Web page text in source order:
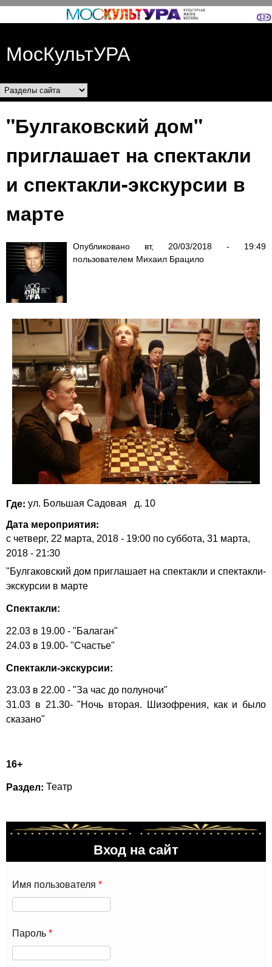
Перейти к основному
МосКультУРА
Разделы сайта
"Булгаковский дом"
приглашает на спектакли
и спектакли-экскурсии в
марте
Опубликовано вт, 20/03/2018 - 19:49
пользователем Михаил Брацило
Где: ул. Большая Садовая д. 10
Дата мероприятия:
с четверг, 22 марта, 2018 - 19:00 по суббота, 31 марта,
2018 - 21:30
"Булгаковский дом приглашает на спектакли и спектакли-
экскурсии в марте
Спектакли:
22.03 в 19.00 - "Балаган"
24.03 в 19.00- "Счастье"
Спектакли-экскурсии:
23.03 в 22.00 - "За час до полуночи"
31.03 в 21.30- "Ночь вторая. Шизофрения, как и было
сказано"
16+
Раздел: Театр
Вход на сайт
Имя пользователя *
Пароль *